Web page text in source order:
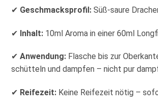
✔ Geschmacksprofil:Süß-saure
✔ Inhalt:10ml Aroma in einer 60ml
✔ Anwendung:Flasche bis zur
schütteln und dampfen – nicht pur
✔ Reifezeit:Keine Reifezeit nötig –